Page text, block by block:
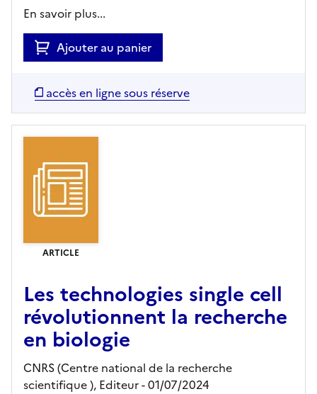
En savoir plus...
Ajouter au panier
accès en ligne sous réserve
ARTICLE
Les technologies single cell
révolutionnent la recherche
en biologie
CNRS (Centre national de la recherche
scientifique ), Editeur- 01/07/2024